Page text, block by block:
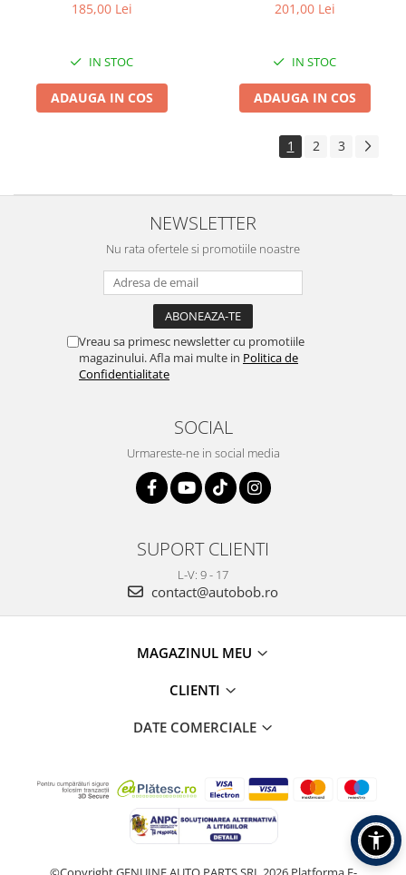
185,00 Lei
IN STOC
ADAUGA IN COS
201,00 Lei
IN STOC
ADAUGA IN COS
1 2 3
NEWSLETTER
Nu rata ofertele si promotiile noastre
Vreau sa primesc newsletter cu promotiile
magazinului. Afla mai multe in Politica de
Confidentialitate
SOCIAL
Urmareste-ne in social media
SUPORT CLIENTI
L-V: 9 - 17
contact@autobob.ro
MAGAZINUL MEU
CLIENTI
DATE COMERCIALE